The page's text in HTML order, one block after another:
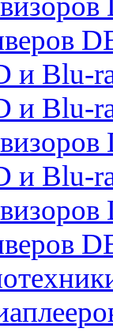
и Blu-
и Blu-
и Blu-